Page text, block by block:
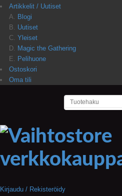
Artikkelit / Uutiset
Blogi
Uutiset
Yleiset
Magic the Gathering
Pelihuone
Ostoskori
Oma tili
Kirjaudu / Rekisteröidy